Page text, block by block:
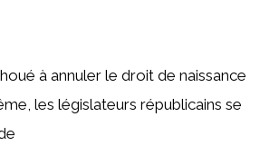
à annuler le droit de naissance
les législateurs républicains se